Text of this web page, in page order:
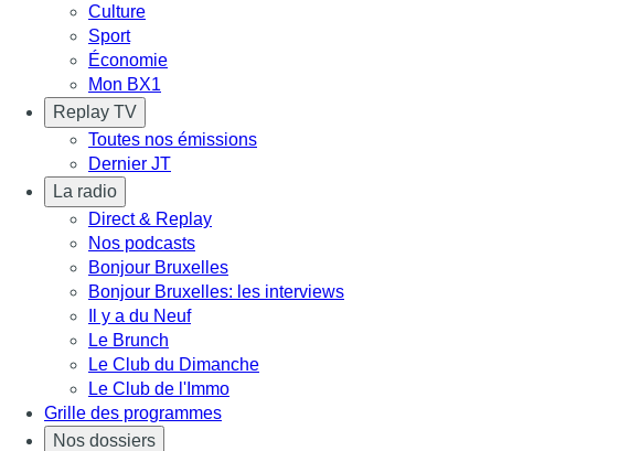
Culture
Sport
Économie
Mon BX1
Replay TV
Toutes nos émissions
Dernier JT
La radio
Direct & Replay
Nos podcasts
Bonjour Bruxelles
Bonjour Bruxelles: les interviews
Il y a du Neuf
Le Brunch
Le Club du Dimanche
Le Club de l'Immo
Grille des programmes
Nos dossiers